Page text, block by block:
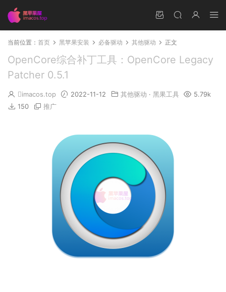
当前位置： 首页 黑苹果安装 必备驱动 其他驱动 正文
OpenCore综合补丁工具：OpenCore Legacy
Patcher 0.5.1
imacos.top 2022-11-12 其他驱动 · 黑果工具
5.79k
150
推广